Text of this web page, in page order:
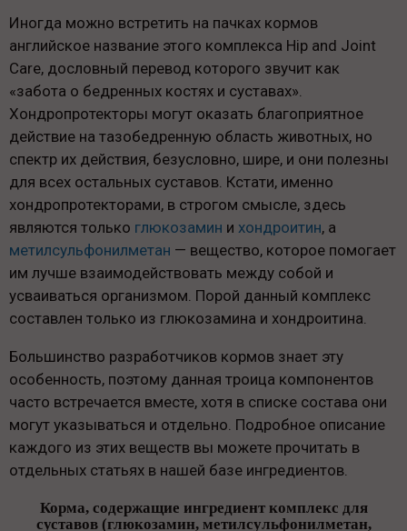
Иногда можно встретить на пачках кормов
английское название этого комплекса Hip and Joint
Care, дословный перевод которого звучит как
«забота о бедренных костях и суставах».
Хондропротекторы могут оказать благоприятное
действие на тазобедренную область животных, но
спектр их действия, безусловно, шире, и они полезны
для всех остальных суставов. Кстати, именно
хондропротекторами, в строгом смысле, здесь
являются только глюкозамин и хондроитин, а
метилсульфонилметан — вещество, которое помогает
им лучше взаимодействовать между собой и
усваиваться организмом. Порой данный комплекс
составлен только из глюкозамина и хондроитина.
Большинство разработчиков кормов знает эту
особенность, поэтому данная троица компонентов
часто встречается вместе, хотя в списке состава они
могут указываться и отдельно. Подробное описание
каждого из этих веществ вы можете прочитать в
отдельных статьях в нашей базе ингредиентов.
Корма, содержащие ингредиент комплекс для
суставов (глюкозамин, метилсульфонилметан,